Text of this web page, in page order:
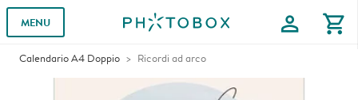
MENU profile shopping_cart
Calendario A4 Doppio Ricordi ad arco